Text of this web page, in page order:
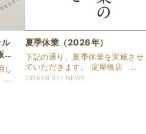
名
し
夏季休業（2026年）
下記の通り、夏季休業を実施させ
ていただきます。 淀屋橋店 通
常営業いたします。 奈良店 8月
2026.08.01 NEWS